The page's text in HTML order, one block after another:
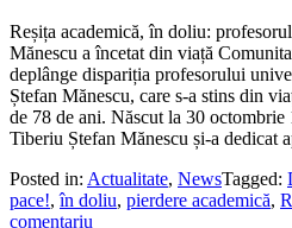
Reșița academică, în doliu:
Mănescu a încetat din viață
deplânge dispariția profesorului
Ștefan Mănescu, care s-a stins din
de 78 de ani. Născut la 30
Tiberiu Ștefan Mănescu și-a dedicat
Posted in: Actualitate, NewsTagged:
pace!,în doliu, pierdere academică,
comentariu